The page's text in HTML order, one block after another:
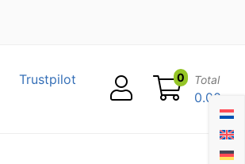
Trustpilot 0 Total
0.00